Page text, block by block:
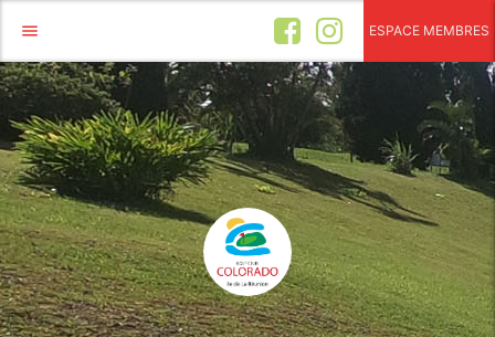
menu ESPACE MEMBRES